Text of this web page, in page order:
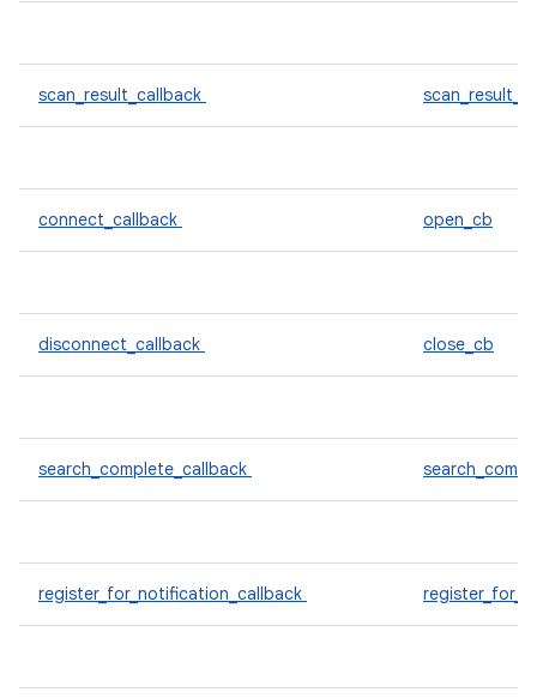
scan_result_callback
connect_callback open_cb
disconnect_callback close_cb
search_complete_callback
register_for_notification_callback